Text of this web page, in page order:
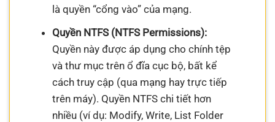
là quyền “cổng vào” của mạng.
Quyền NTFS (NTFS Permissions):
Quyền này được áp dụng cho chính tệp
và thư mục trên ổ đĩa cục bộ, bất kể
cách truy cập (qua mạng hay trực tiếp
trên máy). Quyền NTFS chi tiết hơn
nhiều (ví dụ: Modify, Write, List Folder